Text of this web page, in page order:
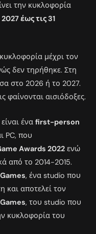
την κυκλοφορία
έως τις 31
μέχρι τον
δεν τηρήθηκε. Στη
στο 2026 ή το 2027.
φαίνονται αισιόδοξες.
ένα first-person
PC, που
Awards 2022 ενώ
από το 2014-2015.
, ένα studio που
και αποτελεί τον
, του studio που
κυκλοφορία του